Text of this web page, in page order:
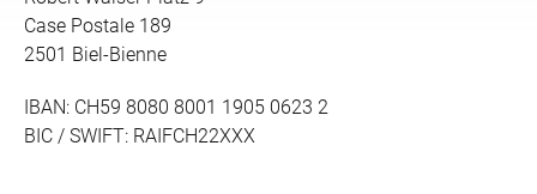
Case Postale 189
2501 Biel-Bienne
IBAN: CH59 8080 8001 1905 0623 2
BIC / SWIFT: RAIFCH22XXX